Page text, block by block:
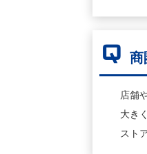
Q 商
店舗
大き
スト